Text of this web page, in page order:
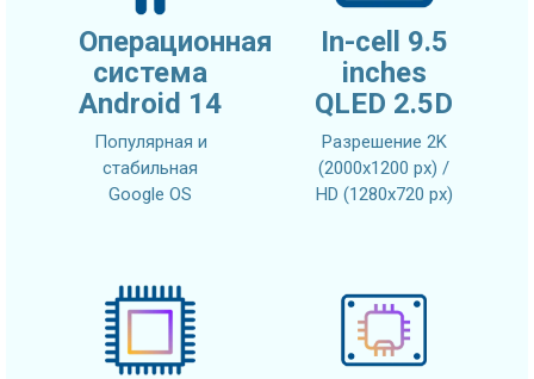
Операционная
система
Android 14
Популярная и
стабильная
Google OS
In-cell 9.5
inches
QLED 2.5D
Разрешение 2K
(2000x1200 px) /
HD (1280x720 px)